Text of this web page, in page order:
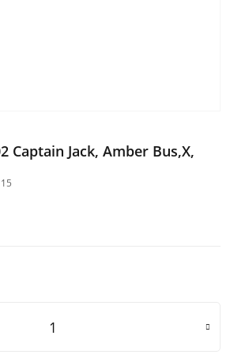
Captain Jack, Amber Bus,X,